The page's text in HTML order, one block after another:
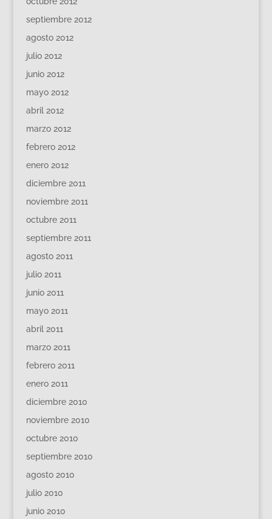
septiembre 2012
agosto 2012
julio 2012
junio 2012
mayo 2012
abril 2012
marzo 2012
febrero 2012
enero 2012
diciembre 2011
noviembre 2011
octubre 2011
septiembre 2011
agosto 2011
julio 2011
junio 2011
mayo 2011
abril 2011
marzo 2011
febrero 2011
enero 2011
diciembre 2010
noviembre 2010
octubre 2010
septiembre 2010
agosto 2010
julio 2010
junio 2010